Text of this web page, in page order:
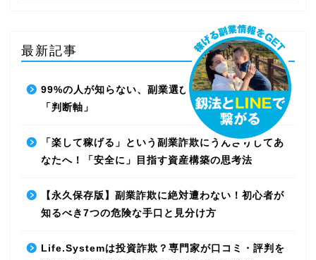
最新記事
99%の人が知らない、副業選びで失敗しないための
「判断軸」
「楽して稼げる」という副業詐欺にうんざりしてあ
なたへ！「安全に」目指す資産構築の思考法
【永久保存版】副業詐欺に絶対遭わない！初心者が
知るべき7つの危険な手口と見分け方
Life.Systemは投資詐欺？専門家が口コミ・評判を